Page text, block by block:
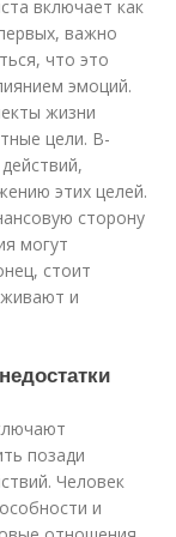
включает как
важно
что это
эмоций.
жизни
цели. В-
этих целей.
сторону
могут
стоит
и
позади
Человек
и